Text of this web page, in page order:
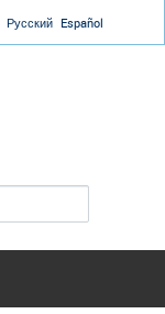
Русский Español